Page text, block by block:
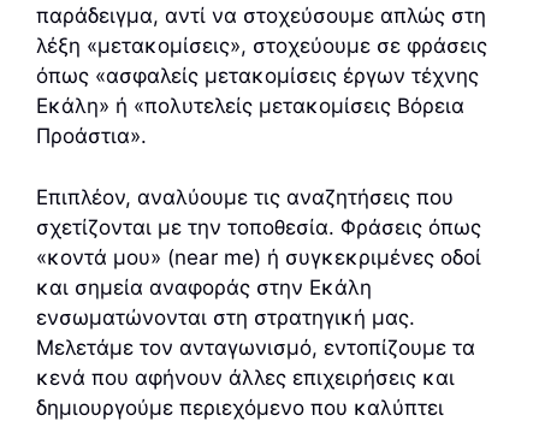
παράδειγμα, αντί να στοχεύσουμε απλώς στη
λέξη «μετακομίσεις», στοχεύουμε σε φράσεις
όπως «ασφαλείς μετακομίσεις έργων τέχνης
Εκάλη» ή «πολυτελείς μετακομίσεις Βόρεια
Προάστια».
Επιπλέον, αναλύουμε τις αναζητήσεις που
σχετίζονται με την τοποθεσία. Φράσεις όπως
«κοντά μου» (near me) ή συγκεκριμένες οδοί
και σημεία αναφοράς στην Εκάλη
ενσωματώνονται στη στρατηγική μας.
Μελετάμε τον ανταγωνισμό, εντοπίζουμε τα
κενά που αφήνουν άλλες επιχειρήσεις και
δημιουργούμε περιεχόμενο που καλύπτει